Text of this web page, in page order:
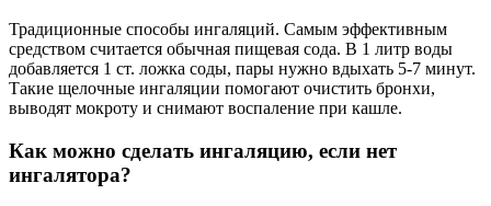
Традиционные способы ингаляций. Самым эффективным
средством считается обычная пищевая сода. В 1 литр воды
добавляется 1 ст. ложка соды, пары нужно вдыхать 5-7 минут.
Такие щелочные ингаляции помогают очистить бронхи,
выводят мокроту и снимают воспаление при кашле.
Как можно сделать ингаляцию, если нет
ингалятора?